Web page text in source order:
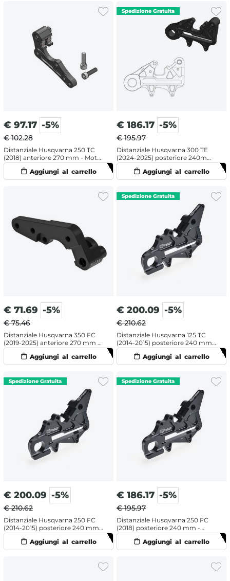
€ 97.17 -5%
€ 102.28
Distanziale Husqvarna 250 TC
(2018) anteriore 270 mm - Moto
Master
€ 186.17 -5%
€ 195.97
Distanziale Husqvarna 300 TE
(2024-2025) posteriore 240mm
- Moto Master
€ 71.69 -5%
€ 75.46
Distanziale Husqvarna 350 FC
(2019-2025) anteriore 270 mm -
Galfer
€ 200.09 -5%
€ 210.62
Distanziale Husqvarna 125 TC
(2014-2015) posteriore 240 mm -
Moto Master
€ 200.09 -5%
€ 210.62
Distanziale Husqvarna 250 FC
(2014-2015) posteriore 240 mm -
Moto Master
€ 186.17 -5%
€ 195.97
Distanziale Husqvarna 250 FC
(2018) posteriore 240 mm -
Moto Master